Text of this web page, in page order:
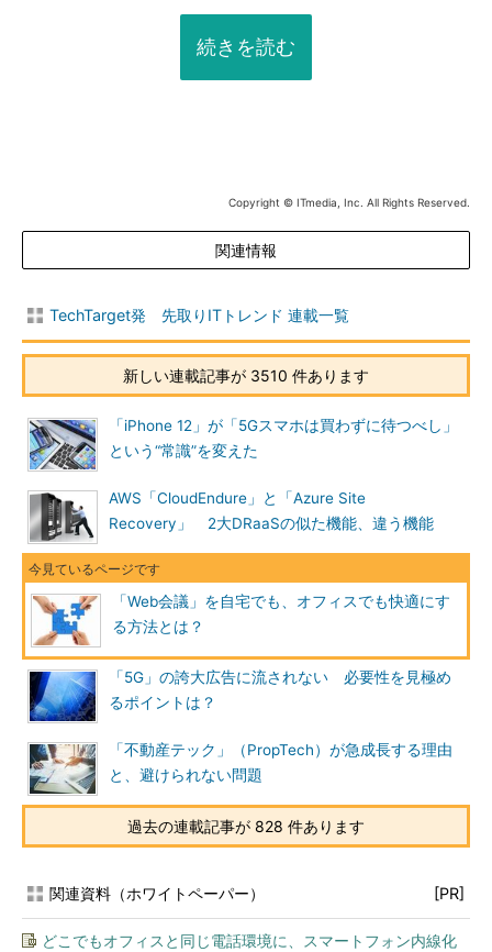
続きを読む
Copyright © ITmedia, Inc. All Rights Reserved.
関連情報
TechTarget発 先取りITトレンド 連載一覧
新しい連載記事が 3510 件あります
「iPhone 12」が「5Gスマホは買わずに待つべし」
という“常識”を変えた
AWS「CloudEndure」と「Azure Site
Recovery」 2大DRaaSの似た機能、違う機能
「Web会議」を自宅でも、オフィスでも快適にす
る方法とは？
「5G」の誇大広告に流されない 必要性を見極め
るポイントは？
「不動産テック」（PropTech）が急成長する理由
と、避けられない問題
過去の連載記事が 828 件あります
関連資料（ホワイトペーパー） [PR]
どこでもオフィスと同じ電話環境に、スマートフォン内線化